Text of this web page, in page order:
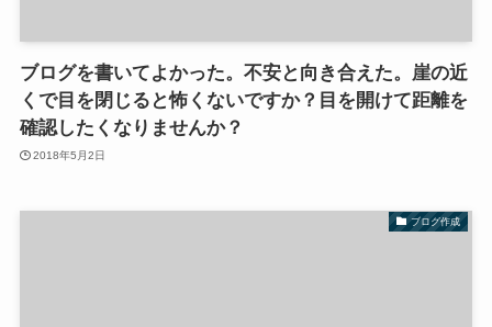
ブログを書いてよかった。不安と向き合えた。崖の近
くで目を閉じると怖くないですか？目を開けて距離を
確認したくなりませんか？
2018年5月2日
ブログ作成